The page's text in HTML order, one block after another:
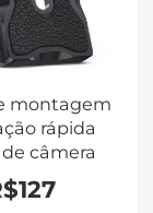
montagem
rápida
câmera